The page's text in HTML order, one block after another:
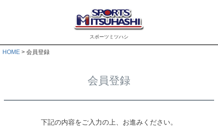
スポーツミツハシ
HOME 会員登録
会員登録
下記の内容をご入力の上、お進みください。